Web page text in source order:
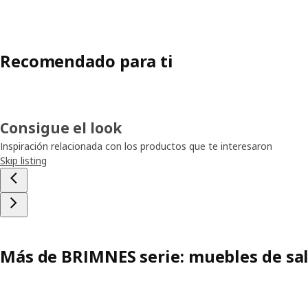
Recomendado para ti
Consigue el look
Inspiración relacionada con los productos que te interesaron
Skip listing
Más de BRIMNES serie: muebles de